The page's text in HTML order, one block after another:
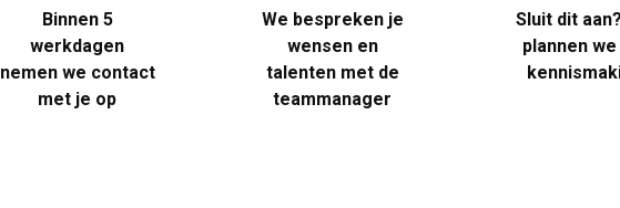
Binnen 5
werkdagen
nemen we contact
met je op
We bespreken je
wensen en
talenten met de
teammanager
Sluit dit
plannen